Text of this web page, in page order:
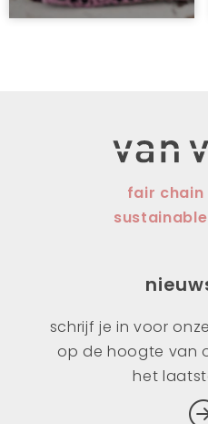
fair chain
sustainable
schrijf je in voor
op de hoogte van
het